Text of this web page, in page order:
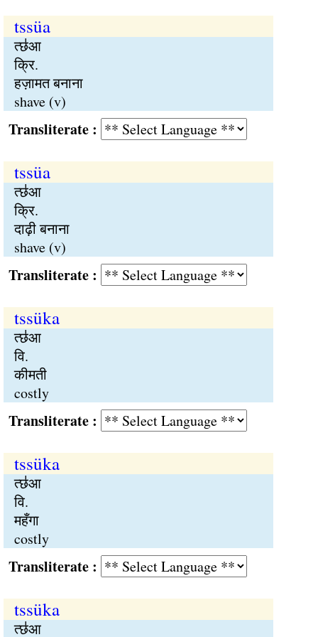
tssüa
त्छ॑आ
क्रि.
हज़ामत बनाना
shave (v)
:
tssüa
त्छ॑आ
क्रि.
दाढ़ी बनाना
shave (v)
:
tssüka
त्छ॑आ
वि.
कीमती
costly
:
tssüka
त्छ॑आ
वि.
महँगा
costly
:
tssüka
त्छ॑आ